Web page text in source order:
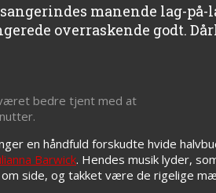
manende lag-
overraskende godt.
været bedre tjent med at
en håndfuld forskudte hvide
Barwick. Hendes musik lyder,
side, og takket være de rigelige